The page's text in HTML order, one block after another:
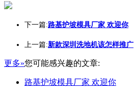
下一篇:路基护坡模具厂家 欢迎你
上一篇:新款深圳洗地机该怎样推广
更多»您可能感兴趣的文章:
路基护坡模具厂家 欢迎你